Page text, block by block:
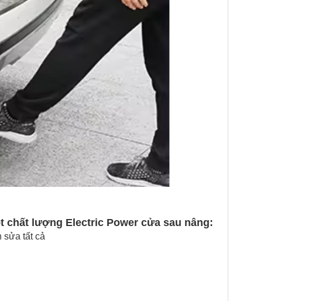
chất lượng Electric Power cửa sau nâng:
sửa tất cả